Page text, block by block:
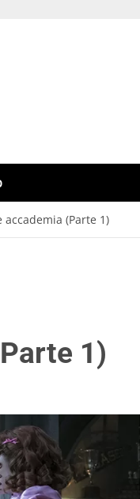
accademia (Parte 1)
1)